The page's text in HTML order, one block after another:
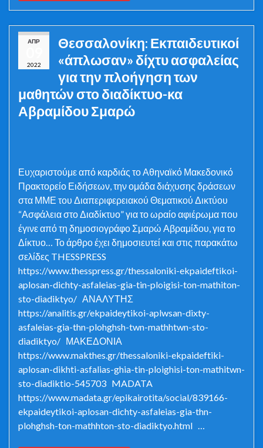
ΑΠΡ
2022
Θεσσαλονίκη: Εκπαιδευτικοί
«άπλωσαν» δίχτυ ασφαλείας
για την πλοήγηση των
μαθητών στο διαδίκτυο-κα
Αβραμίδου Σμαρώ
Ευχαριστούμε από καρδιάς το Αθηναϊκό Μακεδονικό
Πρακτορείο Ειδήσεων, την ομάδα διάχυσης δράσεων
στα ΜΜΕ του Διαπεριφερειακού Θεματικού Δικτύου
“Ασφάλεια στο Διαδίκτυο” για το ωραίο αφιέρωμα που
έγινε από τη δημοσιογράφο Σμαρώ Αβραμίδου, για το
Δίκτυο… Το άρθρο έχει δημοσιευτεί και στις παρακάτω
σελίδες THESSPRESS
https://www.thesspress.gr/thessaloniki-ekpaideftikoi-
aplosan-dichty-asfaleias-gia-tin-ploigisi-ton-mathiton-
sto-diadiktyo/ ΑΝΑΛΥΤΗΣ
https://analitis.gr/ekpaideytikoi-aplwsan-dixty-
asfaleias-gia-thn-plohghsh-twn-mathhtwn-sto-
diadiktyo/ ΜΑΚΕΔΟΝΙΑ
https://www.makthes.gr/thessaloniki-ekpaideftiki-
aplosan-dikhti-asfalias-ghia-tin-ploighisi-ton-mathitwn-
sto-diadiktio-545703 MADATA
https://www.madata.gr/epikairotita/social/839166-
ekpaideytikoi-aplosan-dichty-asfaleias-gia-thn-
plohghsh-ton-mathhton-sto-diadiktyo.html …